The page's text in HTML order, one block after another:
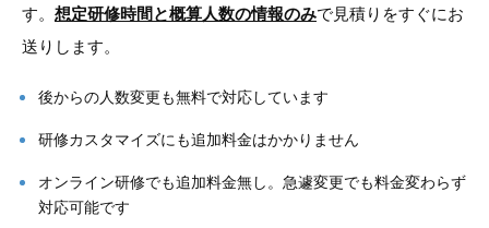
す。 想定研修時間と概算人数の情報のみで見積りをすぐにお
送りします。
後からの人数変更も無料で対応しています
研修カスタマイズにも追加料金はかかりません
オンライン研修でも追加料金無し。急遽変更でも料金変わらず
対応可能です